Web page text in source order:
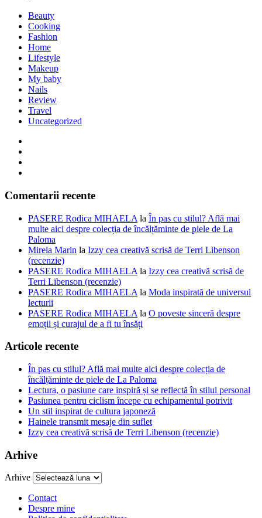
Beauty
Cooking
Fashion
Home
Lifestyle
Makeup
My baby
Nails
Review
Travel
Uncategorized
Comentarii recente
PASERE Rodica MIHAELA la În pas cu stilul? Află mai
multe aici despre colecția de încălțăminte de piele de La
Paloma
Mirela Marin la Izzy cea creativă scrisă de Terri Libenson
(recenzie)
PASERE Rodica MIHAELA la Izzy cea creativă scrisă de
Terri Libenson (recenzie)
PASERE Rodica MIHAELA la Moda inspirată de universul
lecturii
PASERE Rodica MIHAELA la O poveste sinceră despre
emoții și curajul de a fi tu însăți
Articole recente
În pas cu stilul? Află mai multe aici despre colecția de
încălțăminte de piele de La Paloma
Lectura, o pasiune care inspiră și se reflectă în stilul personal
Pasiunea pentru ciclism începe cu echipamentul potrivit
Un stil inspirat de cultura japoneză
Hainele transmit mesaje din suflet
Izzy cea creativă scrisă de Terri Libenson (recenzie)
Arhive
Arhive
Contact
Despre mine